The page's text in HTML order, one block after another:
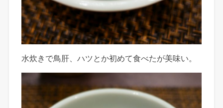
水炊きで鳥肝、ハツとか初めて食べたが美味い。